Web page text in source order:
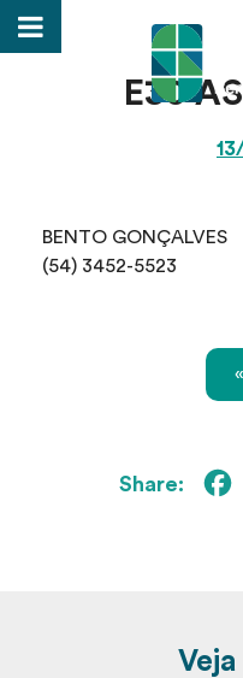
E30
BENTO GONÇALVES
(54) 3452-5523